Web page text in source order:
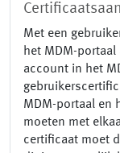
Met een
het MDM-
account in het
MDM-portaal en
moeten met
certificaat moet